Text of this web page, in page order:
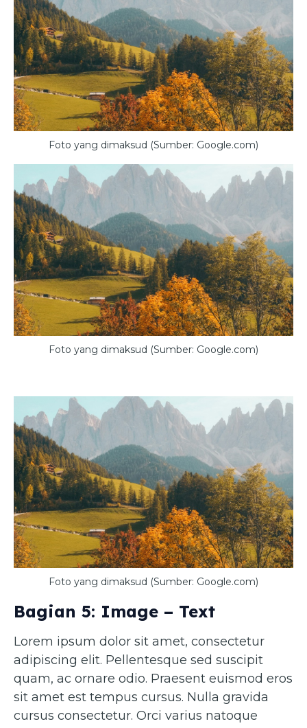
Foto yang dimaksud (Sumber: Google.com)
Foto yang dimaksud (Sumber: Google.com)
Foto yang dimaksud (Sumber: Google.com)
Bagian 5: Image – Text
Lorem ipsum dolor sit amet, consectetur
adipiscing elit. Pellentesque sed suscipit
quam, ac ornare odio. Praesent euismod eros
sit amet est tempus cursus. Nulla gravida
cursus consectetur. Orci varius natoque